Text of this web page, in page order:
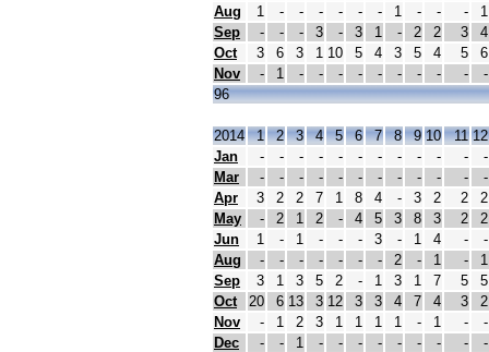
Aug
1 - - - - - - 1 - - -
1
Sep
- - - 3 - 3 1 - 2 2 3
4
Oct
3 6 3 1 10 5 4 3 5 4 5
6
Nov
- 1 - - - - - - - - -
-
96
2014 1 2 3 4 5 6 7 8 9 10 11 12
Jan
- - - - - - - - - - -
-
Mar
- - - - - - - - - - -
-
Apr
3 2 2 7 1 8 4 - 3 2 2
2
May
- 2 1 2 - 4 5 3 8 3 2
2
Jun
1 - 1 - - - 3 - 1 4 -
-
Aug
- - - - - - - 2 - 1 -
1
Sep
3 1 3 5 2 - 1 3 1 7 5
5
Oct
20 6 13 3 12 3 3 4 7 4 3
2
Nov
- 1 2 3 1 1 1 1 - 1 -
-
Dec
- - 1 - - - - - - - -
-